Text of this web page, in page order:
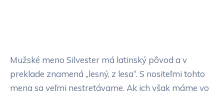
Mužské meno Silvester má latinský pôvod a v
preklade znamená „lesný, z lesa“. S nositeľmi tohto
mena sa veľmi nestretávame. Ak ich však máme vo